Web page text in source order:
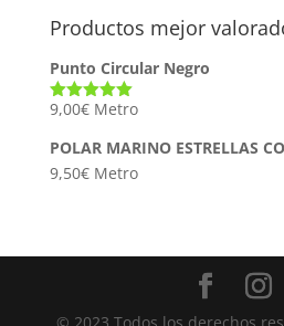
Productos mejor
Punto Circular Negro
Valorado
5
9,00€ Metro
POLAR MARINO ESTRELLAS
9,50€ Metro